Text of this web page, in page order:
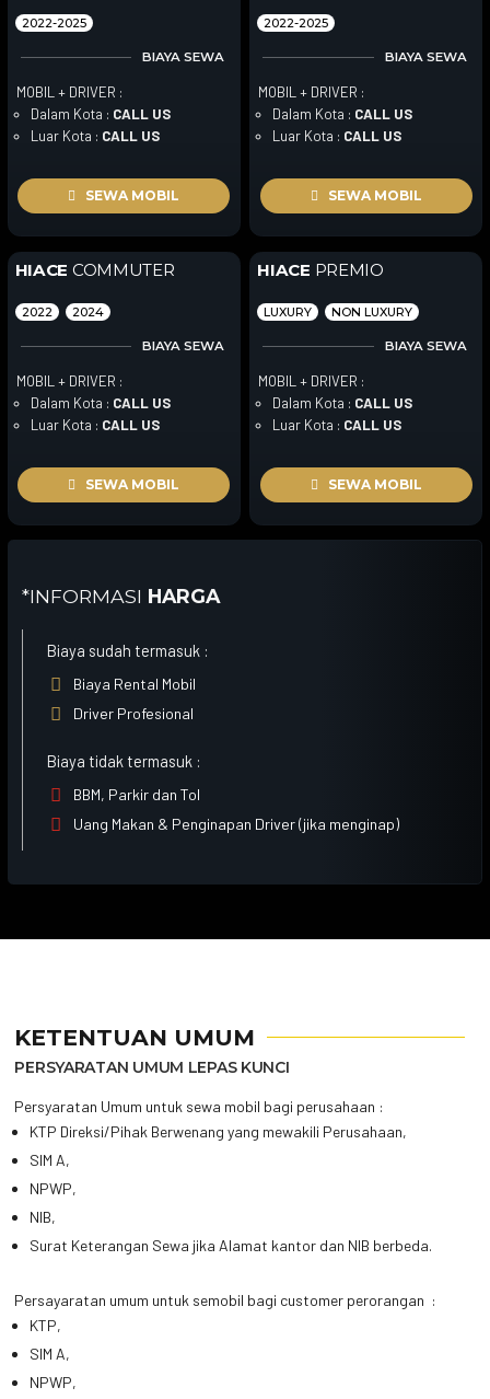
2022-2025
BIAYA SEWA
MOBIL + DRIVER :
Dalam Kota : CALL US
Luar Kota : CALL US
SEWA MOBIL
2022-2025
BIAYA SEWA
MOBIL + DRIVER :
Dalam Kota : CALL US
Luar Kota : CALL US
SEWA MOBIL
HIACE COMMUTER
2022 2024
BIAYA SEWA
MOBIL + DRIVER :
Dalam Kota : CALL US
Luar Kota : CALL US
SEWA MOBIL
HIACE PREMIO
LUXURY NON LUXURY
BIAYA SEWA
MOBIL + DRIVER :
Dalam Kota : CALL US
Luar Kota : CALL US
SEWA MOBIL
*INFORMASI HARGA
Biaya sudah termasuk :
 Biaya Rental Mobil
 Driver Profesional
Biaya tidak termasuk :
 BBM, Parkir dan Tol
 Uang Makan & Penginapan Driver (jika menginap)
KETENTUAN UMUM
PERSYARATAN UMUM LEPAS KUNCI
Persyaratan Umum untuk sewa mobil bagi perusahaan :
KTP Direksi/Pihak Berwenang yang mewakili Perusahaan,
SIM A,
NPWP,
NIB,
Surat Keterangan Sewa jika Alamat kantor dan NIB berbeda.
Persayaratan umum untuk semobil bagi customer perorangan :
KTP,
SIM A,
NPWP,